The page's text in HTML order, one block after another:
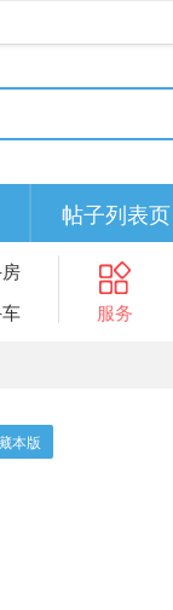
帖子列表页
服务
本版